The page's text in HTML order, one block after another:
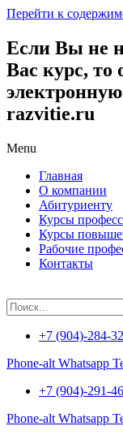
Перейти к
Если Вы не
Вас курс, то
razvitie.ru
Menu
Главная
О компании
Абитуриенту
Курсы
Курсы
Рабочие
Контакты
+7 (904)-284-
Phone-alt Whatsapp
+7 (904)-291-
Phone-alt Whatsapp